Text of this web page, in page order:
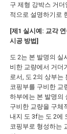
구 제형 강박스 거
적으로 설명하기로
[제1 실시예: 교각
시공 방법]
도 2는 본 발명의 실
비한 교량에서 거더
로서, 도 2의 상부는
코핑부를 구비한 교
하부에는 본 발명의
구비한 교량을 구체
내지 도 3f는 도 2에
코핑부로 형성하는